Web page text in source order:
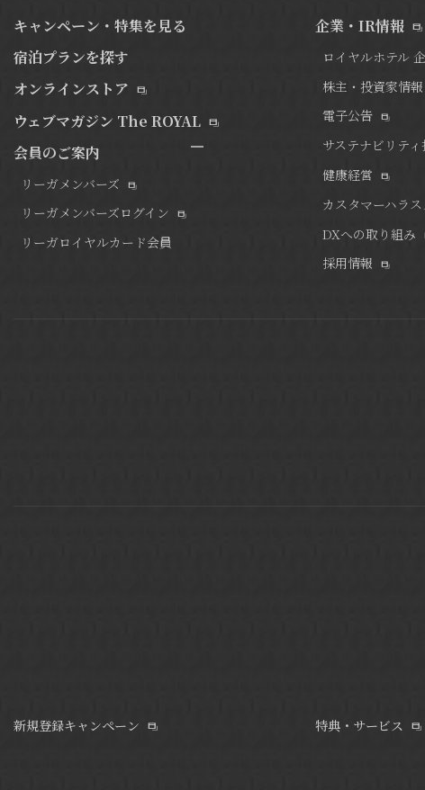
キャンペーン・特集を見る
宿泊プランを探す
オンラインストア
ウェブマガジン The ROYAL
会員のご案内
リーガメンバーズ
リーガメンバーズログイン
リーガロイヤルカード会員
企業・IR情報
ロイヤルホテル
株主・投資家情報
電子公告
サステナビリテ
健康経営
カスタマーハラ
DXへの取り組み
採用情報
新規登録キャンペーン 特典・サービス